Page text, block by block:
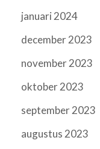
januari 2024
december 2023
november 2023
oktober 2023
september 2023
augustus 2023